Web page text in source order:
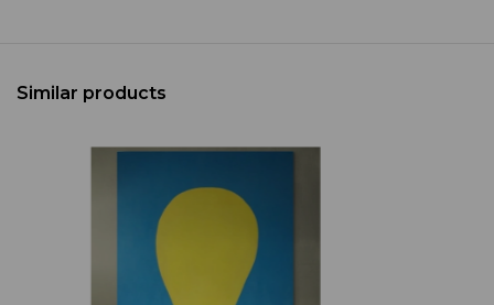
Similar products